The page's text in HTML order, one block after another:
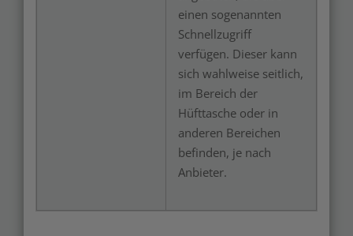
einen sogenannten
Schnellzugriff
verfügen. Dieser kann
sich wahlweise seitlich,
im Bereich der
Hüfttasche oder in
anderen Bereichen
befinden, je nach
Anbieter.